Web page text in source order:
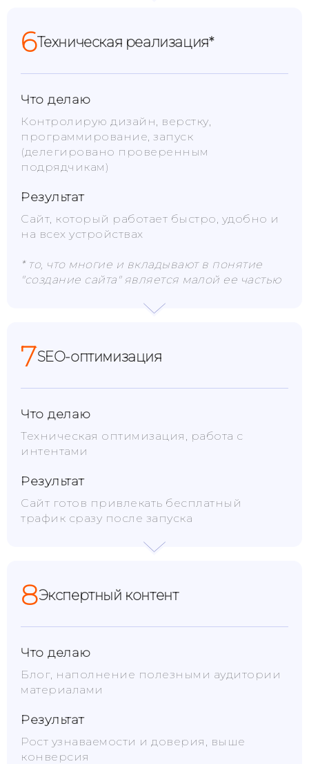
6Техническая реализация*
Что делаю
Контролирую дизайн, верстку,
программирование, запуск
(делегировано проверенным
подрядчикам)
Результат
Сайт, который работает быстро, удобно и
на всех устройствах
* то, что многие и вкладывают в понятие
"создание сайта" является малой ее частью
7SEO-оптимизация
Что делаю
Техническая оптимизация, работа с
интентами
Результат
Сайт готов привлекать бесплатный
трафик сразу после запуска
8Экспертный контент
Что делаю
Блог, наполнение полезными аудитории
материалами
Результат
Рост узнаваемости и доверия, выше
конверсия